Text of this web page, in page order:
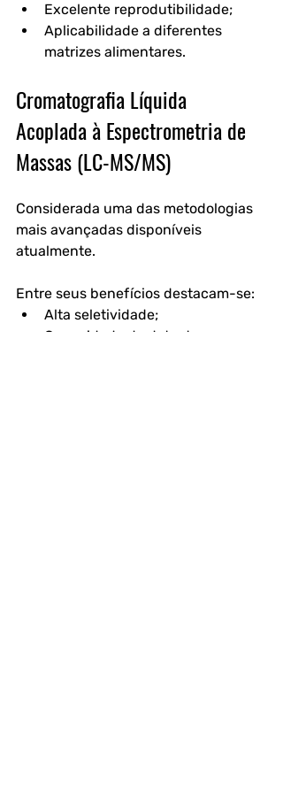
Excelente reprodutibilidade;
Aplicabilidade a diferentes
matrizes alimentares.
Cromatografia Líquida
Acoplada à Espectrometria de
Massas (LC-MS/MS)
Considerada uma das metodologias
mais avançadas disponíveis
atualmente.
Entre seus benefícios destacam-se:
Alta seletividade;
Capacidade de detectar